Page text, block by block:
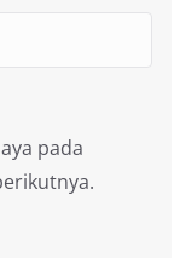
pada